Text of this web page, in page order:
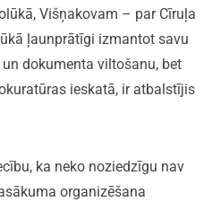
Višņakovam – par Cīruļa
ļaunprātīgi izmantot savu
dokumenta viltošanu, bet
ieskatā, ir atbalstījis
ka neko noziedzīgu nav
organizēšana